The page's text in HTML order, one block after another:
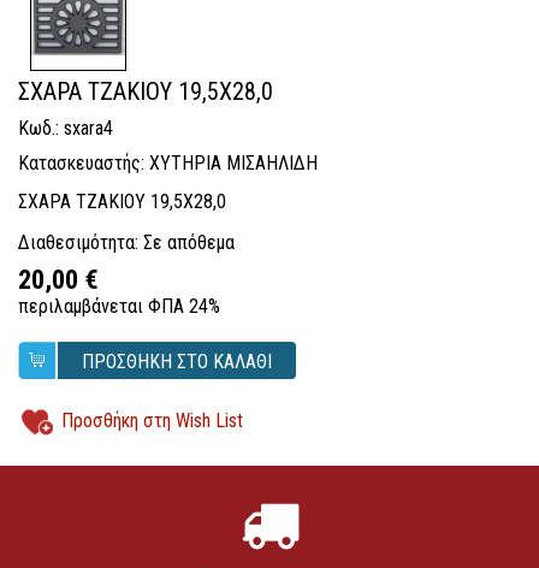
ΣΧΑΡΑ ΤΖΑΚΙΟΥ 19,5X28,0
Κωδ.: sxara4
Κατασκευαστής: ΧΥΤΗΡΙΑ ΜΙΣΑΗΛΙΔΗ
ΣΧΑΡΑ ΤΖΑΚΙΟΥ 19,5X28,0
Διαθεσιμότητα: Σε απόθεμα
20,00 €
περιλαμβάνεται ΦΠΑ 24%
ΠΡΟΣΘΗΚΗ ΣΤΟ ΚΑΛΑΘΙ
Προσθήκη στη Wish List